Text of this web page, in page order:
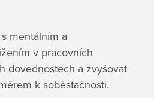
mentálním a
v pracovních
dovednostech a zvyšovat
k soběstačnosti.